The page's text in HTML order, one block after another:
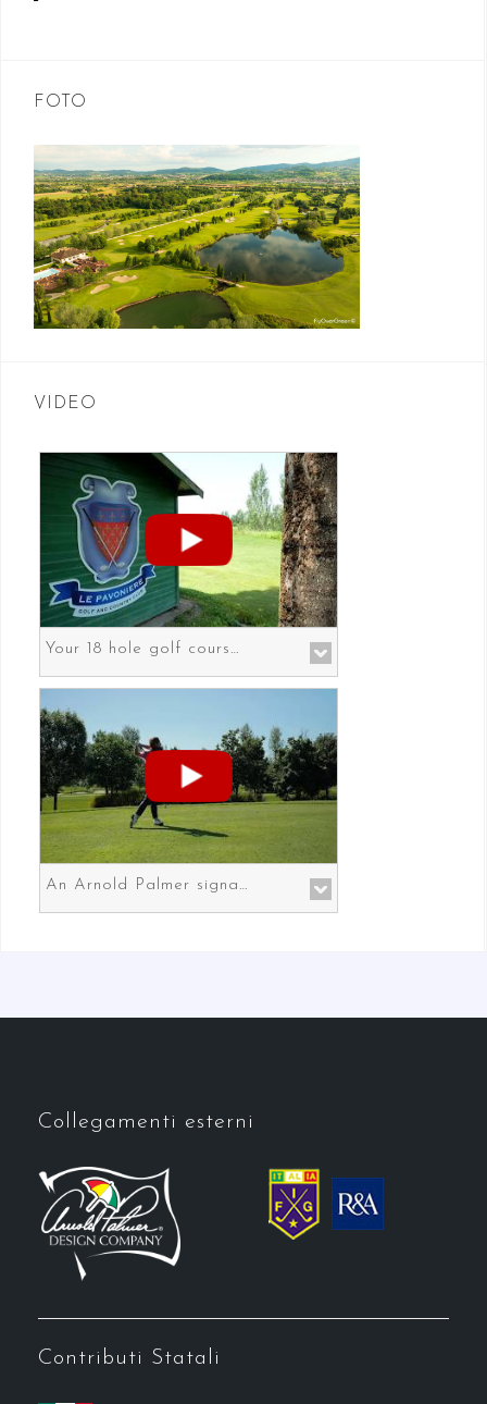
FOTO
VIDEO
Your 18 hole golf course in Prato the gateway to Florence
An Arnold Palmer signature course in Prato the gateway to Florence
Collegamenti esterni
Contributi Statali